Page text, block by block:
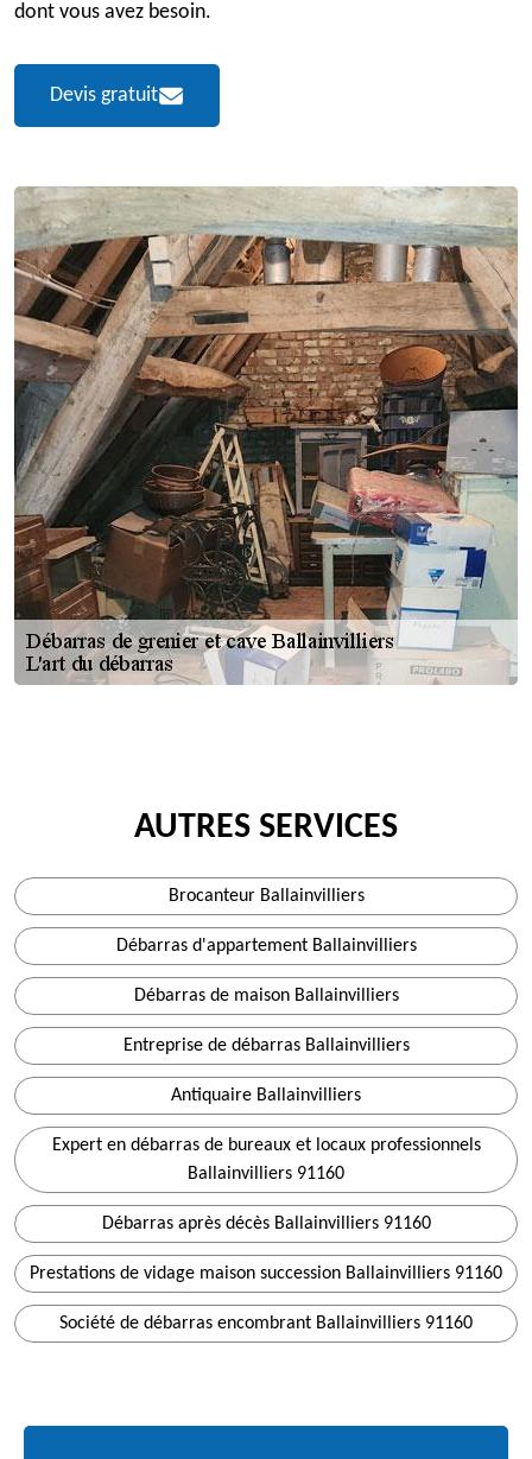
dont vous avez besoin.
Devis gratuit
AUTRES SERVICES
Brocanteur Ballainvilliers
Débarras d'appartement Ballainvilliers
Débarras de maison Ballainvilliers
Entreprise de débarras Ballainvilliers
Antiquaire Ballainvilliers
Expert en débarras de bureaux et locaux professionnels
Ballainvilliers 91160
Débarras après décès Ballainvilliers 91160
Prestations de vidage maison succession Ballainvilliers 91160
Société de débarras encombrant Ballainvilliers 91160